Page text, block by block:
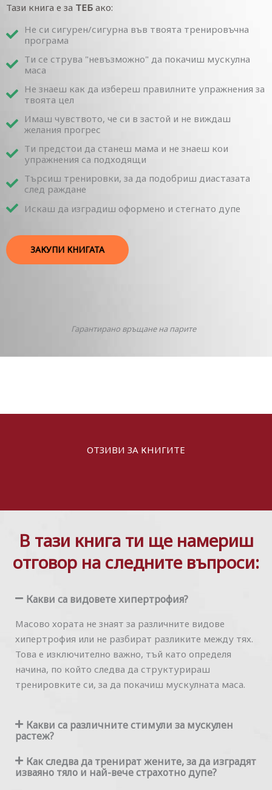
Тази книга е за ТЕБ ако:
Не си сигурен/сигурна във твоята тренировъчна
програма
Ти се струва "невъзможно" да покачиш мускулна
маса
Не знаеш как да избереш правилните упражнения за
твоята цел
Имаш чувството, че си в застой и не виждаш
желания прогрес
Ти предстои да станеш мама и не знаеш кои
упражнения са подходящи
Търсиш тренировки, за да подобриш диастазата
след раждане
Искаш да изградиш оформено и стегнато дупе
ЗАКУПИ КНИГАТА
Гарантирано връщане на парите​
ОТЗИВИ ЗА КНИГИТЕ
В тази книга ти ще намериш
отговор на следните въпроси:
Какви са видовете хипертрофия?
Масово хората не знаят за различните видове
хипертрофия или не разбират разликите между тях.
Това е изключително важно, тъй като определя
начина, по който следва да структурираш
тренировките си, за да покачиш мускулната маса.
Какви са различните стимули за мускулен
растеж?
Как следва да тренират жените, за да изградят
изваяно тяло и най-вече страхотно дупе?